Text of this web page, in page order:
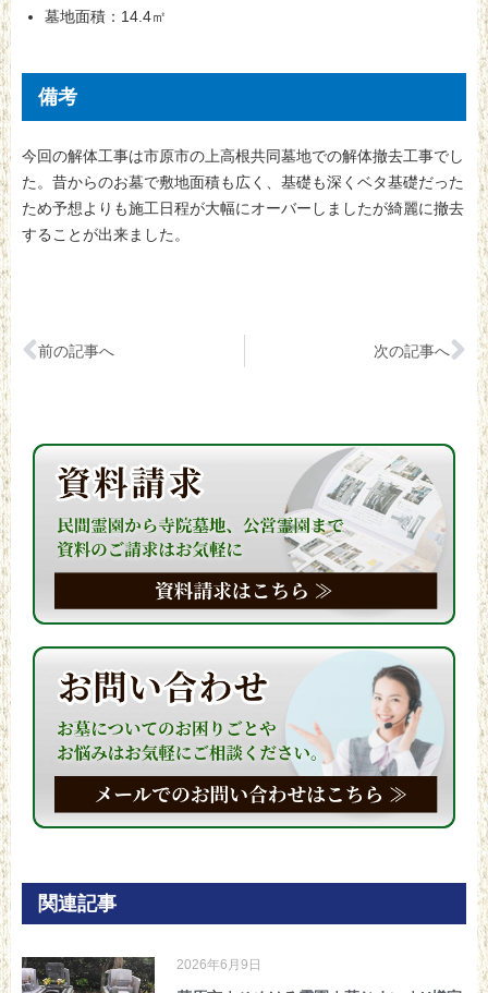
墓地面積：14.4㎡
備考
今回の解体工事は市原市の上高根共同墓地での解体撤去工事でし
た。昔からのお墓で敷地面積も広く、基礎も深くベタ基礎だった
ため予想よりも施工日程が大幅にオーバーしましたが綺麗に撤去
することが出来ました。
前の記事へ 次の記事へ
関連記事
2026年6月9日